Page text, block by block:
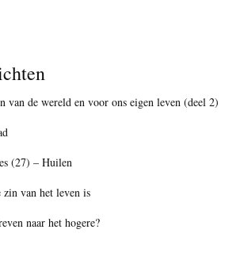
van de wereld en voor ons eigen leven (deel 2)
(27) – Huilen
zin van het leven is
naar het hogere?